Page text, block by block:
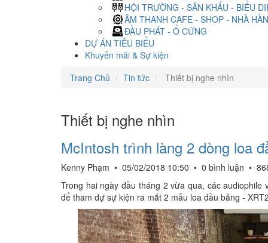
HỘI TRƯỜNG - SÂN KHẤU - BIỂU
ÂM THANH CAFE - SHOP - NHÀ
ĐẦU PHÁT - Ổ CỨNG
DỰ ÁN TIÊU BIỂU
Khuyến mãi & Sự kiện
Trang Chủ
Tin tức Thiết bị nghe nhìn
Thiết bị nghe nhìn
McIntosh trình làng 2 dòng loa
Kenny Phạm • 05/02/2018 10:50 • 0 bình luận •
Trong hai ngày đầu tháng 2 vừa qua, các
để tham dự sự kiện ra mắt 2 mẫu loa đầu bảng -